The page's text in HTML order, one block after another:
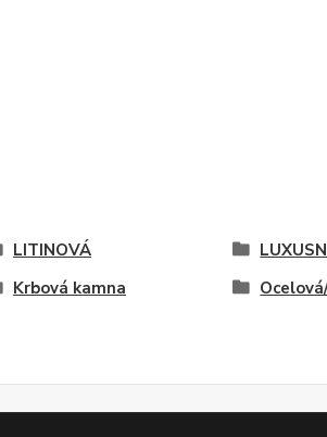
LITINOVÁ
Krbová kamna